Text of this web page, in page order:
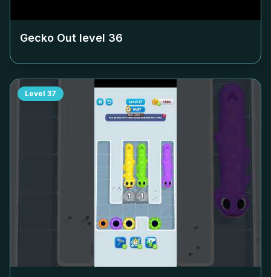
Gecko Out level 36
Level 37